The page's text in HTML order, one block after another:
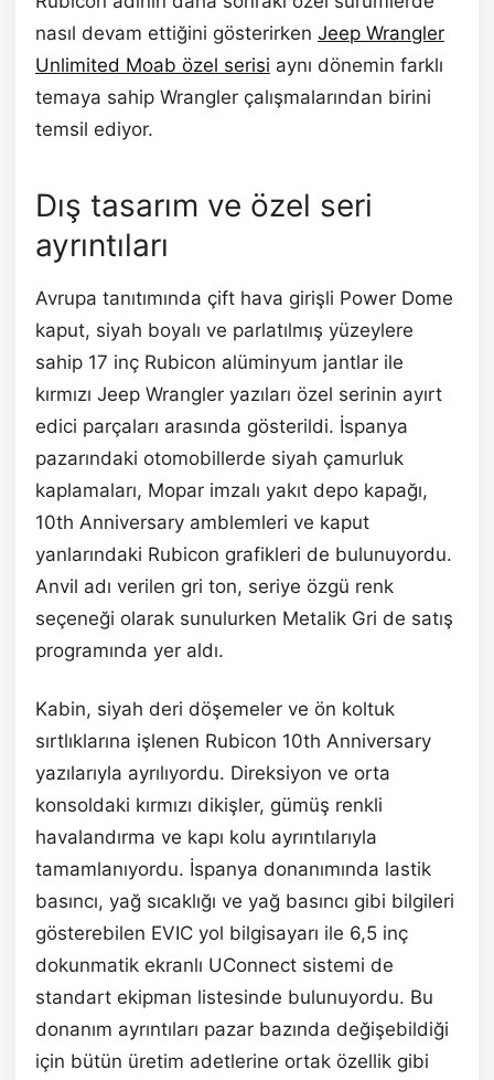
nasıl devam ettiğini gösterirken Jeep Wrangler
Unlimited Moab özel serisi aynı dönemin farklı
temaya sahip Wrangler çalışmalarından birini
temsil ediyor.
Dış tasarım ve özel seri
ayrıntıları
Avrupa tanıtımında çift hava girişli Power Dome
kaput, siyah boyalı ve parlatılmış yüzeylere
sahip 17 inç Rubicon alüminyum jantlar ile
kırmızı Jeep Wrangler yazıları özel serinin ayırt
edici parçaları arasında gösterildi. İspanya
pazarındaki otomobillerde siyah çamurluk
kaplamaları, Mopar imzalı yakıt depo kapağı,
10th Anniversary amblemleri ve kaput
yanlarındaki Rubicon grafikleri de bulunuyordu.
Anvil adı verilen gri ton, seriye özgü renk
seçeneği olarak sunulurken Metalik Gri de satış
programında yer aldı.
Kabin, siyah deri döşemeler ve ön koltuk
sırtlıklarına işlenen Rubicon 10th Anniversary
yazılarıyla ayrılıyordu. Direksiyon ve orta
konsoldaki kırmızı dikişler, gümüş renkli
havalandırma ve kapı kolu ayrıntılarıyla
tamamlanıyordu. İspanya donanımında lastik
basıncı, yağ sıcaklığı ve yağ basıncı gibi bilgileri
gösterebilen EVIC yol bilgisayarı ile 6,5 inç
dokunmatik ekranlı UConnect sistemi de
standart ekipman listesinde bulunuyordu. Bu
donanım ayrıntıları pazar bazında değişebildiği
için bütün üretim adetlerine ortak özellik gibi